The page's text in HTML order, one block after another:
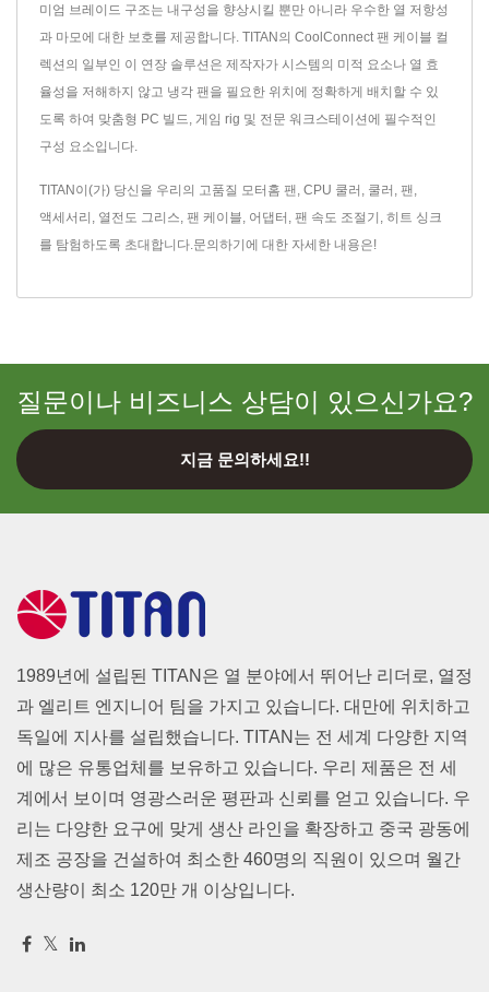
미엄 브레이드 구조는 내구성을 향상시킬 뿐만 아니라 우수한 열 저항성
과 마모에 대한 보호를 제공합니다. TITAN의 CoolConnect 팬 케이블 컬
렉션의 일부인 이 연장 솔루션은 제작자가 시스템의 미적 요소나 열 효
율성을 저해하지 않고 냉각 팬을 필요한 위치에 정확하게 배치할 수 있
도록 하여 맞춤형 PC 빌드, 게임 rig 및 전문 워크스테이션에 필수적인
구성 요소입니다.
TITAN이(가) 당신을 우리의 고품질 모터홈 팬 CPU 쿨러 쿨러 팬
액세서리
열전도 그리스 팬 케이블 어댑터 팬 속도 조절기 히트 싱크
를 탐험하도록 초대합니다. 문의하기에 대한 자세한 내용은!
질문이나 비즈니스 상담이 있으신가요?
지금 문의하세요!!
1989년에 설립된 TITAN은 열 분야에서 뛰어난 리더로, 열정
과 엘리트 엔지니어 팀을 가지고 있습니다. 대만에 위치하고
독일에 지사를 설립했습니다. TITAN는 전 세계 다양한 지역
에 많은 유통업체를 보유하고 있습니다. 우리 제품은 전 세
계에서 보이며 영광스러운 평판과 신뢰를 얻고 있습니다. 우
리는 다양한 요구에 맞게 생산 라인을 확장하고 중국 광동에
제조 공장을 건설하여 최소한 460명의 직원이 있으며 월간
생산량이 최소 120만 개 이상입니다.